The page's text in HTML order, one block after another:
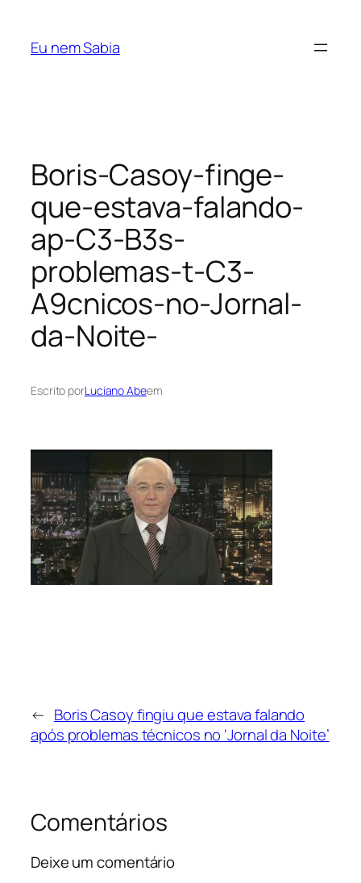
Eu nem Sabia
Boris-Casoy-finge-
que-estava-falando-
ap-C3-B3s-
problemas-t-C3-
A9cnicos-no-Jornal-
da-Noite-
Escrito porLuciano Abeem
← Boris Casoy fingiu que estava falando
após problemas técnicos no ‘Jornal da Noite’
Comentários
Deixe um comentário